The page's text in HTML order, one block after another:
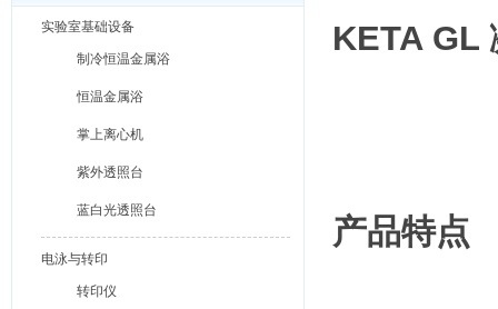
实验室基础设备
制冷恒温金属浴
恒温金属浴
掌上离心机
紫外透照台
蓝白光透照台
电泳与转印
转印仪
KETA GL
产品特点